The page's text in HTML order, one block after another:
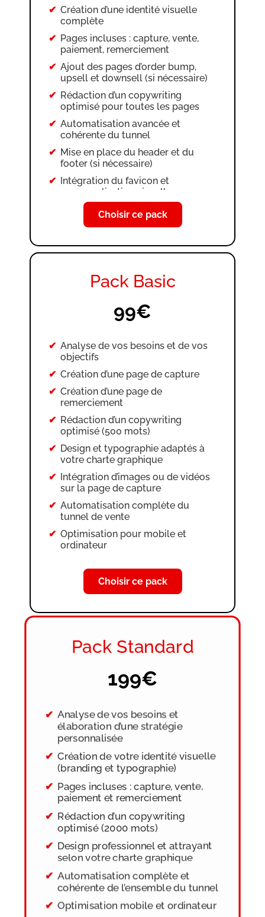
Création d’une identité visuelle
complète
Pages incluses : capture, vente,
paiement, remerciement
Ajout des pages d’order bump,
upsell et downsell (si nécessaire)
Rédaction d’un copywriting
optimisé pour toutes les pages
Automatisation avancée et
cohérente du tunnel
Mise en place du header et du
footer (si nécessaire)
Intégration du favicon et
personnalisation visuelle
Création des CGV et mentions
légales
des e-mails
du nom de domaine ou sous-
domaine
Définition de la page d’accueil
Création et intégration de produits
Création d’une interface formation
et ajout de formations dans le
tunnel
Création de 2 newsletters
Mise en place de 2 campagnes e-
mails
Création et gestion des tags
Configuration des règles
d’automatisation d’e-mails
Optimisation pour mobile et
ordinateur
Choisir ce pack
Pack Basic
99€
Analyse de vos besoins et de vos
objectifs
Création d’une page de capture
Création d’une page de
remerciement
Rédaction d’un copywriting
optimisé (500 mots)
Design et typographie adaptés à
votre charte graphique
Intégration d’images ou de vidéos
sur la page de capture
Automatisation complète du
tunnel de vente
Optimisation pour mobile et
ordinateur
Choisir ce pack
Pack Standard
199€
Analyse de vos besoins et
élaboration d’une stratégie
personnalisée
Création de votre identité visuelle
(branding et typographie)
Pages incluses : capture, vente,
paiement et remerciement
Rédaction d’un copywriting
optimisé (2000 mots)
Design professionnel et attrayant
selon votre charte graphique
Automatisation complète et
cohérente de l’ensemble du tunnel
Optimisation mobile et ordinateur